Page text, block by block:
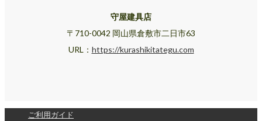
守屋建具店
〒710-0042 岡山県倉敷市二日市63
URL： https://kurashikitategu.com
ご利用ガイド